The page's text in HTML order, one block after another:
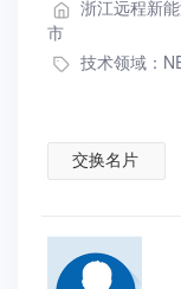
浙江远程新
市
技术领域：
交换名片